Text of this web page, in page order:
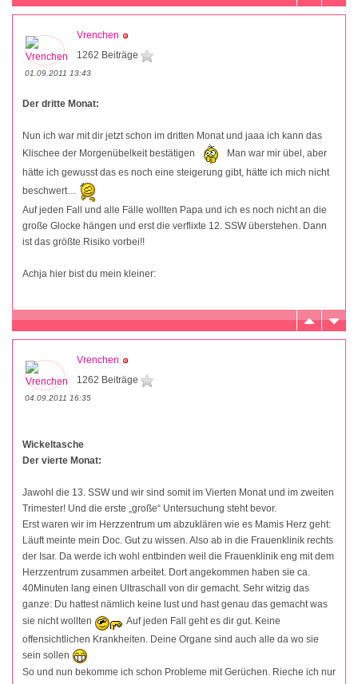
Vrenchen
1262 Beiträge
01.09.2011 13:43
Der dritte Monat:
Nun ich war mit dir jetzt schon im dritten Monat und jaaa ich kann das
Klischee der Morgenübelkeit bestätigen
Man war mir übel, aber
hätte ich gewusst das es noch eine steigerung gibt, hätte ich mich nicht
beschwert…
Auf jeden Fall und alle Fälle wollten Papa und ich es noch nicht an die
große Glocke hängen und erst die verflixte 12. SSW überstehen. Dann
ist das größte Risiko vorbei!!
Achja hier bist du mein kleiner:
Vrenchen
1262 Beiträge
04.09.2011 16:35
Wickeltasche
Der vierte Monat:
Jawohl die 13. SSW und wir sind somit im Vierten Monat und im zweiten
Trimester! Und die erste „große“ Untersuchung steht bevor.
Erst waren wir im Herzzentrum um abzuklären wie es Mamis Herz geht:
Läuft meinte mein Doc. Gut zu wissen. Also ab in die Frauenklinik rechts
der Isar. Da werde ich wohl entbinden weil die Frauenklinik eng mit dem
Herzzentrum zusammen arbeitet. Dort angekommen haben sie ca.
40Minuten lang einen Ultraschall von dir gemacht. Sehr witzig das
ganze: Du hattest nämlich keine lust und hast genau das gemacht was
sie nicht wollten
Auf jeden Fall geht es dir gut. Keine
offensichtlichen Krankheiten. Deine Organe sind auch alle da wo sie
sein sollen
So und nun bekomme ich schon Probleme mit Gerüchen. Rieche ich nur